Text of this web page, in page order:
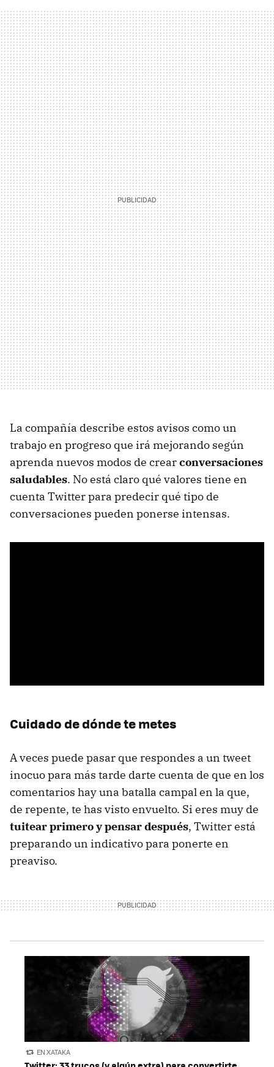
La compañía describe estos avisos como un
trabajo en progreso que irá mejorando según
aprenda nuevos modos de crearconversaciones
saludables. No está claro qué valores tiene en
cuenta Twitter para predecir qué tipo de
conversaciones pueden ponerse intensas.
Cuidado de dónde te metes
A veces puede pasar que respondes a un tweet
inocuo para más tarde darte cuenta de que en los
comentarios hay una batalla campal en la que,
de repente, te has visto envuelto. Si eres muy de
tuitear primero y pensar después, Twitter está
preparando un indicativo para ponerte en
preaviso.
EN XATAKA